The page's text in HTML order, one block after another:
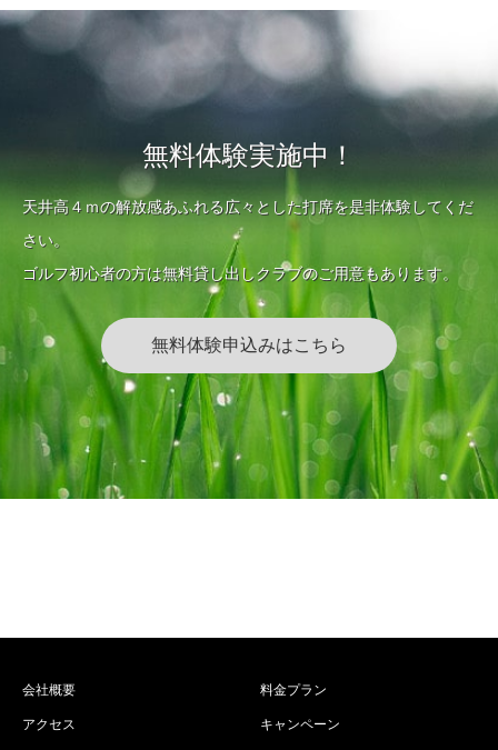
無料体験実施中！
天井高４ｍの解放感あふれる広々とした打席を是非体験してくだ
さい。
ゴルフ初心者の方は無料貸し出しクラブのご用意もあります。
無料体験申込みはこちら
会社概要
アクセス
料金プラン
キャンペーン